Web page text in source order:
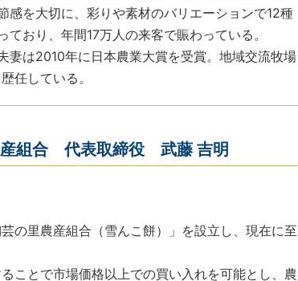
感を大切に、彩りや素材のバリエーションで12種
おり、年間17万人の来客で賑わっている。
妻は2010年に日本農業大賞を受賞。地域交流牧場
任している。
産組合 代表取締役 武藤 吉明
里農産組合（雪んこ餅）」を設立し、現在に至
ことで市場価格以上での買い入れを可能とし、農